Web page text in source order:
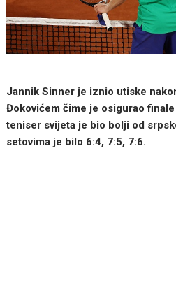
Jannik Sinner je iznio utiske
Đokovićem čime je osigurao
teniser svijeta je bio bolji od
setovima je bilo 6:4, 7:5, 7:6.